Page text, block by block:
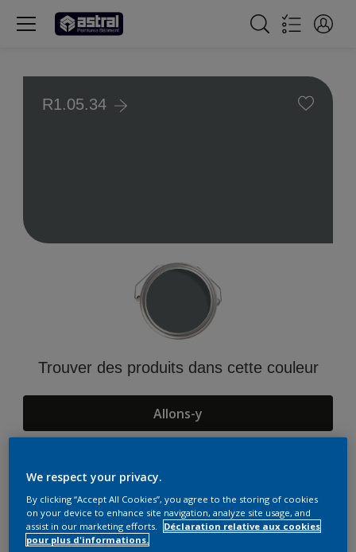
R1.05.34
Trouver des produits dans cette couleur
Allons-y
Suggestions d'Harmonies
We respect your privacy.
By clicking “Accept All Cookies”, you agree to the storing of cookies
on your device to enhance site navigation, analyze site usage, and
assist in our marketing efforts.
Déclaration relative aux cookies
pour plus d'informations.